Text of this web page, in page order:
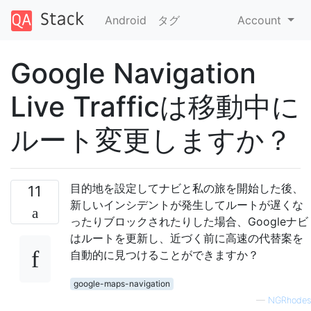
Android タグ Account
Google Navigation
Live Trafficは移動中に
ルート変更しますか？
11
目的地を設定してナビと私の旅を開始した後、
新しいインシデントが発生してルートが遅くな
ったりブロックされたりした場合、Googleナビ
はルートを更新し、近づく前に高速の代替案を
自動的に見つけることができますか？
google-maps-navigation
— NGRhodes